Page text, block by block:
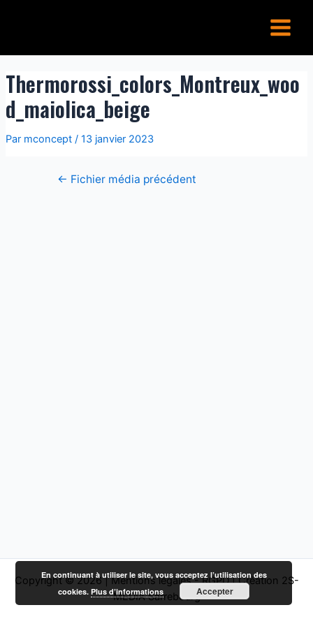
Menu
Thermorossi_colors_Montreux_woo
d_maiolica_beige
Par mconcept / 13 janvier 2023
← Fichier média précédent
Copyright © 2026 |Mentions légales - RGPD|Création 2S-
MEDIA Sarrebourg
En continuant à utiliser le site, vous acceptez l’utilisation des
cookies.Plus d’informations Accepter